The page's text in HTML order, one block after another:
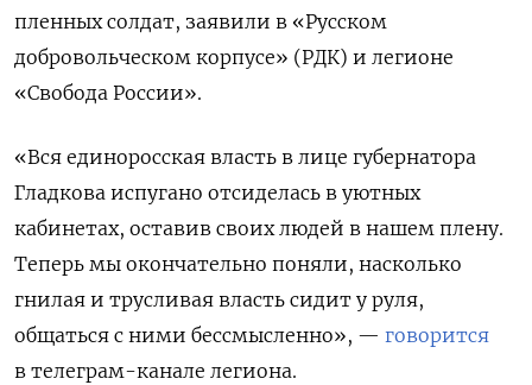
пленных солдат, заявили в «Русском
добровольческом корпусе» (РДК) и легионе
«Свобода России».
«Вся единоросская власть в лице губернатора
Гладкова испугано отсиделась в уютных
кабинетах, оставив своих людей в нашем плену.
Теперь мы окончательно поняли, насколько
гнилая и трусливая власть сидит у руля,
общаться с ними бессмысленно», — говорится
в телеграм-канале легиона.